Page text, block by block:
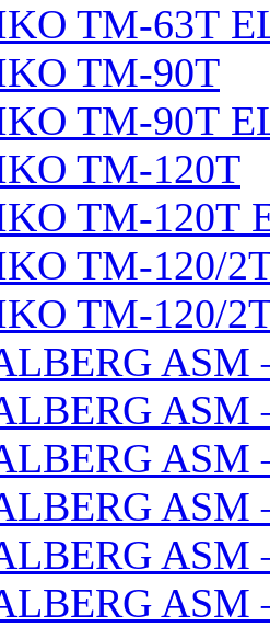
TM-63Т
TM-90Т
TM-90Т
TM-120Т
TM-120Т
TM-120/
TM-120/
ASM
ASM
ASM
ASM
ASM
ASM